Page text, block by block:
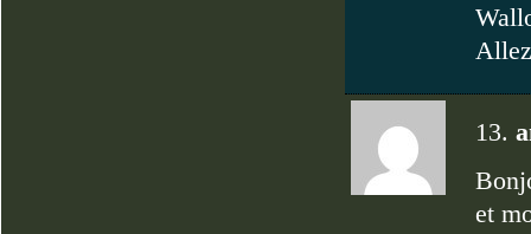
13.
et